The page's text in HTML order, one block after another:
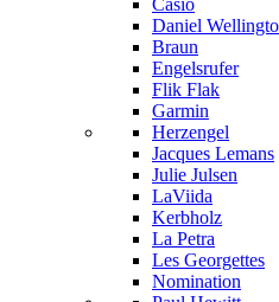
Casio
Daniel
Braun
Engelsrufer
Flik Flak
Garmin
Herzengel
Jacques Lemans
Julie Julsen
LaViida
Kerbholz
La Petra
Les Georgettes
Nomination